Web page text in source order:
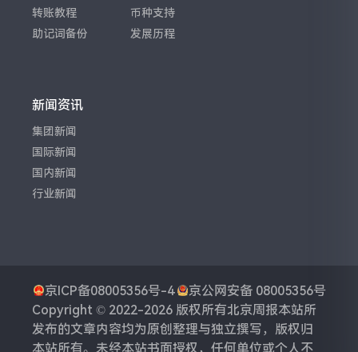
转账教程
助记词备份
币种支持
发展历程
新闻资讯
集团新闻
国际新闻
国内新闻
行业新闻
京ICP备08005356号-4
京公网安备 08005356号
Copyright © 2022-2026 版权所有北京周报本站所
发布的文章内容均为原创整理与独立撰写，版权归
本站所有。未经本站书面授权，任何单位或个人不